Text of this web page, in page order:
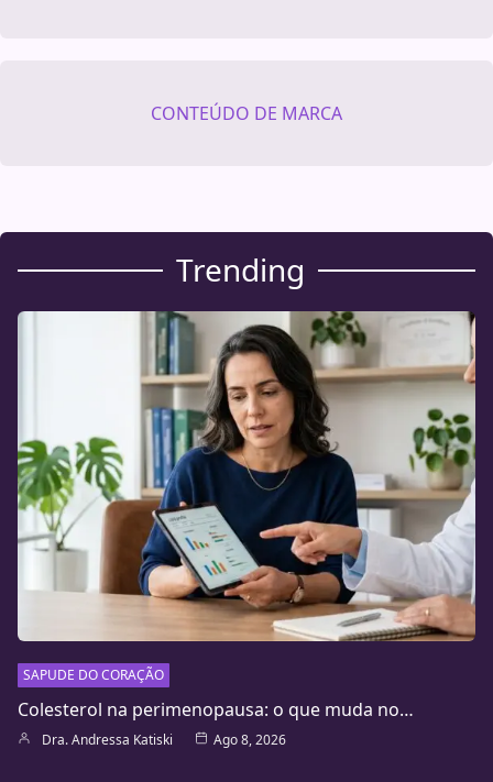
CONTEÚDO DE MARCA
Trending
SAPUDE DO CORAÇÃO
Colesterol na perimenopausa: o que muda no…
Dra. Andressa Katiski Ago 8, 2026